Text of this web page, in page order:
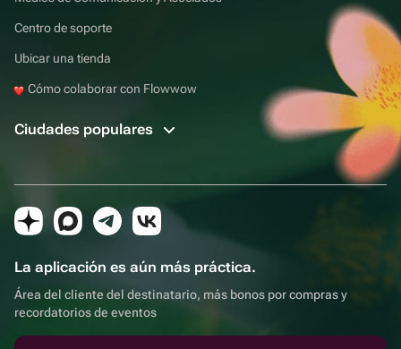
Centro de soporte
Ubicar una tienda
Cómo colaborar con Flowwow
Ciudades populares
La aplicación es aún más práctica.
Área del cliente del destinatario, más bonos por compras y
recordatorios de eventos